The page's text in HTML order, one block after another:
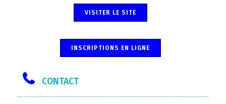
VISITER LE SITE
INSCRIPTIONS EN LIGNE
CONTACT